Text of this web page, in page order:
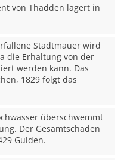
von Thadden lagert in
Stadtmauer wird
die Erhaltung von der
werden kann. Das
1829 folgt das
überschwemmt
Der Gesamtschaden
Gulden.